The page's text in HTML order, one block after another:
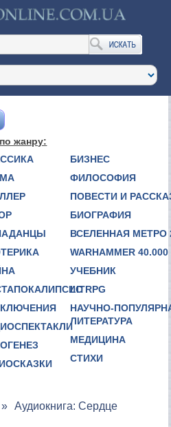
по жанру:
БИЗНЕС
ФИЛОСОФИЯ
ПОВЕСТИ И
БИОГРАФИЯ
ВСЕЛЕННАЯ МЕТРО
WARHAMMER 40.000
УЧЕБНИК
LITRPG
НАУЧНО-
ЛИТЕРАТУРА
МЕДИЦИНА
СТИХИ
Аудиокнига: Сердце